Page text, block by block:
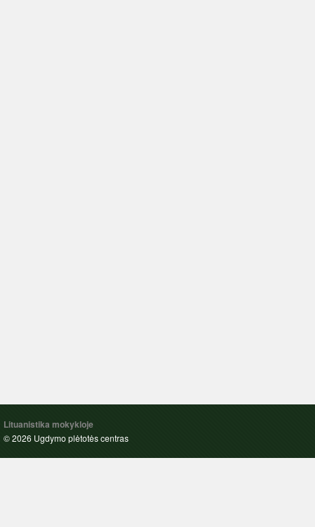
Lituanistika mokykloje
© 2026 Ugdymo plėtotės centras